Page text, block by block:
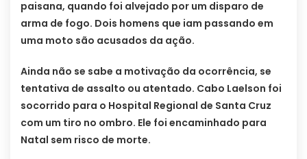
paisana, quando foi alvejado por um disparo de
arma de fogo. Dois homens que iam passando em
uma moto são acusados da ação.
Ainda não se sabe a motivação da ocorrência, se
tentativa de assalto ou atentado. Cabo Laelson foi
socorrido para o Hospital Regional de Santa Cruz
com um tiro no ombro. Ele foi encaminhado para
Natal sem risco de morte.